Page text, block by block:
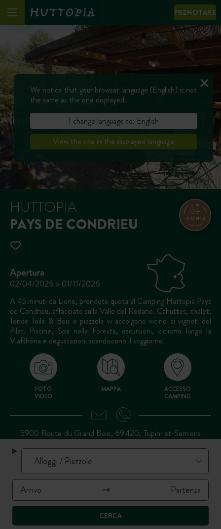
PRENOTARE
CERCA
HUTTOPIA
PAYS DE CONDRIEU
Apertura
02/04/2026 > 01/11/2026
A 45 minuti da Lione, prendete quota al Camping Huttopia Pays
de Condrieu, affacciato sulla Valle del Rodano. Cahuttes, chalet,
Tende Toile & Bois e piazzole vi accolgono vicino ai vigneti del
Pilat. Piscine, Spa nella Foresta, escursioni, ciclismo lungo la
ViaRhôna e degustazioni scandiscono il soggiorno!
FOTO
VIDEO
MAPPA
ACCESSO
CAMPING
5900 Route du Grand Bois, 69420, Tupin-et-Semons
We notice that your browser language (English) is not
the same as the one displayed.
I change language to: English
View the site in the displayed language